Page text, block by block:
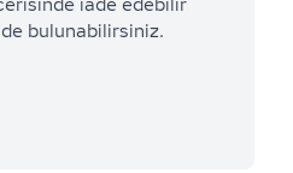
iade edebilir
bulunabilirsiniz.